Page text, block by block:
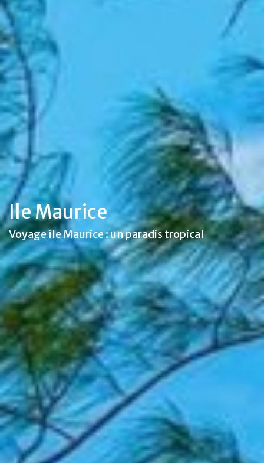
Ile Maurice
Voyage île Maurice : un paradis tropical